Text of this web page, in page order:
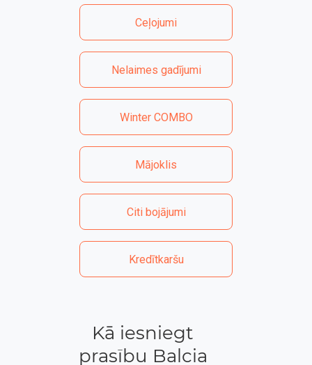
Ceļojumi
Nelaimes gadījumi
Winter COMBO
Mājoklis
Citi bojājumi
Kredītkaršu
Kā iesniegt
prasību Balcia